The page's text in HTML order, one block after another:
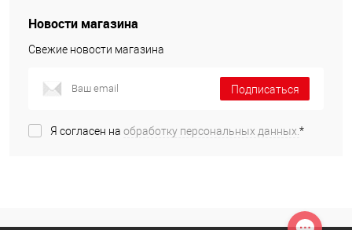
Новости магазина
Свежие новости магазина
Подписаться
Я согласен на обработку персональных данных.*